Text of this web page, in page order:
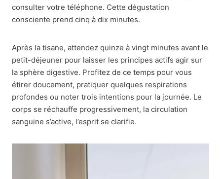
consulter votre téléphone. Cette dégustation
consciente prend cinq à dix minutes.
Après la tisane, attendez quinze à vingt minutes avant le
petit-déjeuner pour laisser les principes actifs agir sur
la sphère digestive. Profitez de ce temps pour vous
étirer doucement, pratiquer quelques respirations
profondes ou noter trois intentions pour la journée. Le
corps se réchauffe progressivement, la circulation
sanguine s’active, l’esprit se clarifie.